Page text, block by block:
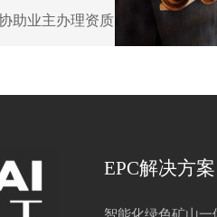
助业主办理资质
EPC解决方案